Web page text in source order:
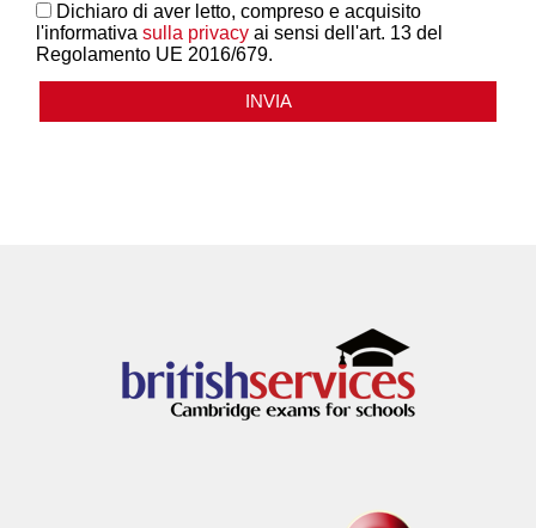
Dichiaro di aver letto, compreso e acquisito
l'informativa sulla privacy ai sensi dell'art. 13 del
Regolamento UE 2016/679.
INVIA